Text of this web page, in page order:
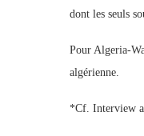
dont les seuls
Pour Algeria-
algérienne.
*Cf. Interview